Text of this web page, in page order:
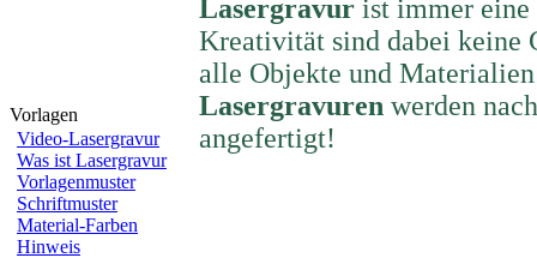
Vorlagen
Video-Lasergravur
Was ist Lasergravur
Vorlagenmuster
Schriftmuster
Material-Farben
Hinweis
Lasergravur ist immer
Kreativität sind dabei keine
alle Objekte und
Lasergravuren werden
angefertigt!